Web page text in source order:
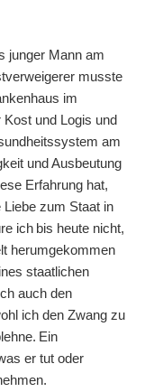
junger Mann am
musste
im
Kost und Logis und
am
und Ausbeutung
Erfahrung hat,
Liebe zum Staat in
ich bis heute nicht,
herumgekommen
es staatlichen
auch den
ich den Zwang zu
. Ein
er tut oder